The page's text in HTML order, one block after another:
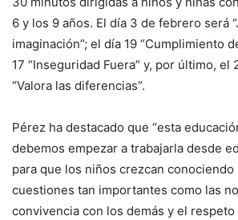
6 y los 9 años. El día 3 de febrero será
imaginación”; el día 19 “Cumplimiento
17 “Inseguridad Fuera” y, por último, el
“Valora las diferencias”.
Pérez ha destacado que “esta
debemos empezar a trabajarla desde
para que los niños crezcan
cuestiones tan importantes como las
convivencia con los demás y el